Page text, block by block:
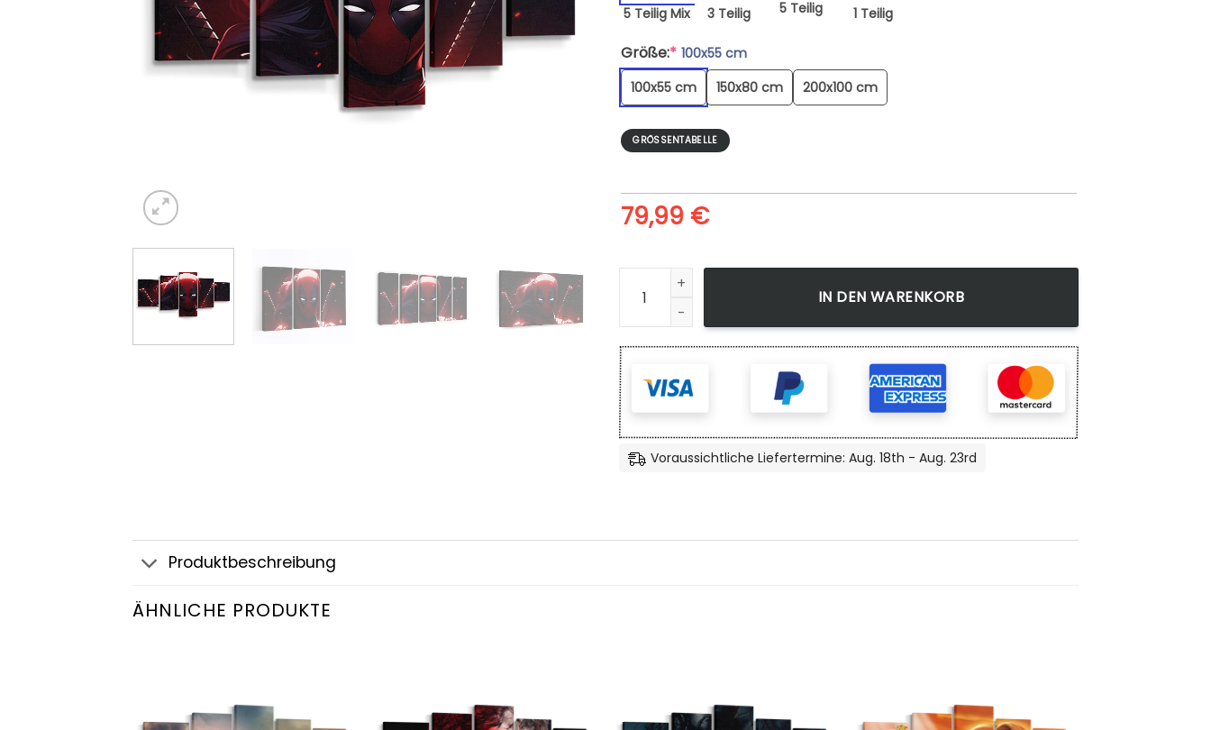
5 Teilig Mix 3 Teilig 5 Teilig 1 Teilig
Größe:* 100x55 cm
100x55 cm
150x80 cm 200x100 cm
GRÖSSENTABELLE
79,99 €
Leinwandbild Female Deadpool fertig gerahmt mit Keilrahmen, Kunstdruck auf Wandbild
IN DEN WARENKORB
Voraussichtliche Liefertermine: Aug. 18th - Aug. 23rd
Produktbeschreibung
ÄHNLICHE PRODUKTE